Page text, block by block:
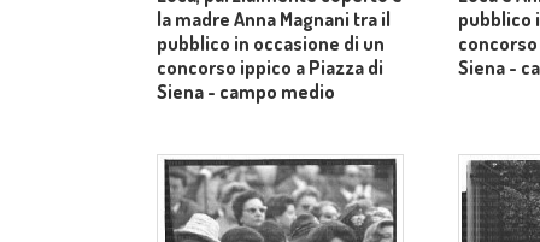
la madre Anna Magnani tra il
pubblico in occasione di un
concorso ippico a Piazza di
Siena - campo medio
pubblico
Siena -